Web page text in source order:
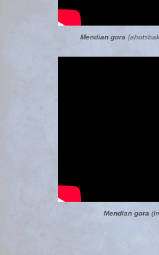
Mendian gora
Mendian gora